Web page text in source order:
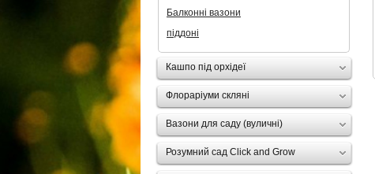
Балконні вазони
піддоні
Кашпо під орхідеї
Флораріуми скляні
Вазони для саду (вуличні)
Розумний сад Click and Grow